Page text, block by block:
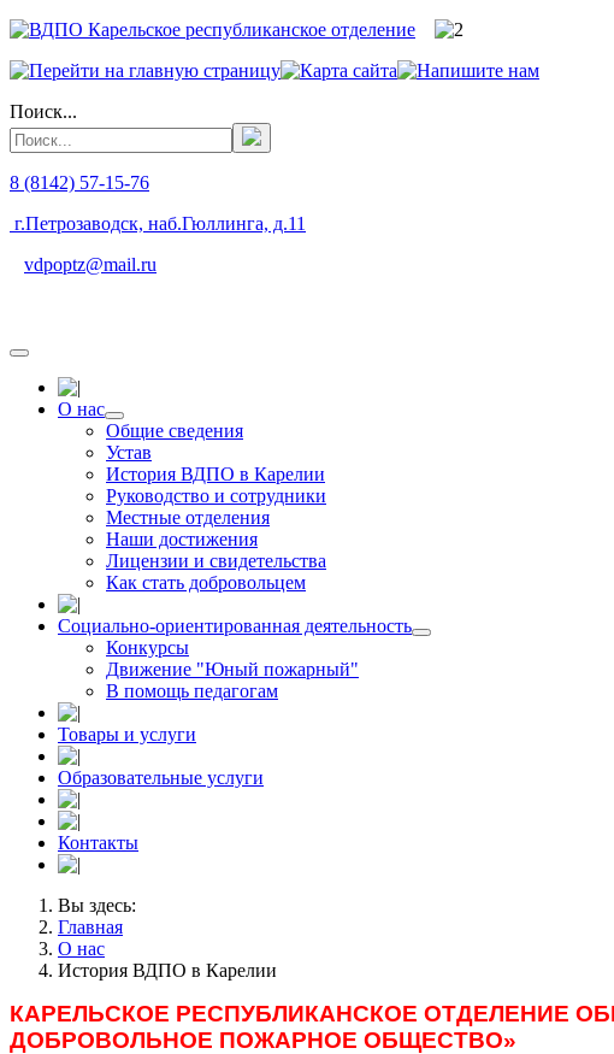
Поиск...
8 (8142) 57-15-76
г.Петрозаводск, наб.Гюллинга, д.11
vdpoptz@mail.ru
О нас
Общие сведения
Устав
История ВДПО в Карелии
Руководство и сотрудники
Местные отделения
Наши достижения
Лицензии и свидетельства
Как стать добровольцем
Социально-ориентированная деятельность
Конкурсы
Движение "Юный пожарный"
В помощь педагогам
Товары и услуги
Образовательные услуги
Контакты
Вы здесь:
Главная
О нас
История ВДПО в Карелии
КАРЕЛЬСКОЕ РЕСПУБЛИКАНСКОЕ ОТДЕЛЕНИЕ
ДОБРОВОЛЬНОЕ ПОЖАРНОЕ ОБЩЕСТВО»